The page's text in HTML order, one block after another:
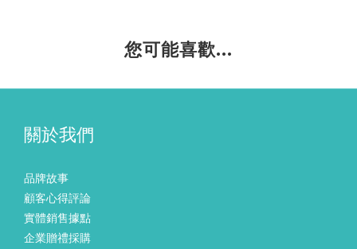
您可能喜歡...
關於我們
品牌故事
顧客心得評論
實體銷售據點
企業贈禮採購